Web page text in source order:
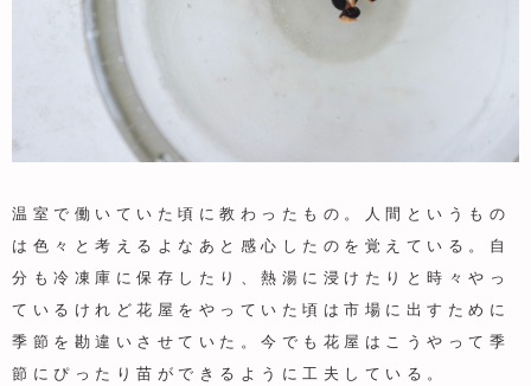
温室で働いていた頃に教わったもの。人間というもの
は色々と考えるよなあと感心したのを覚えている。自
分も冷凍庫に保存したり、熱湯に浸けたりと時々やっ
ているけれど花屋をやっていた頃は市場に出すために
季節を勘違いさせていた。今でも花屋はこうやって季
節にぴったり苗ができるように工夫している。